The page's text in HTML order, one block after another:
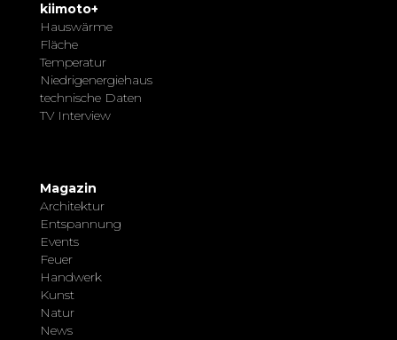
kiimoto+
Hauswärme
Fläche
Temperatur
Niedrigenergiehaus
technische Daten
TV Interview
Magazin
Architektur
Entspannung
Events
Feuer
Handwerk
Kunst
Natur
News